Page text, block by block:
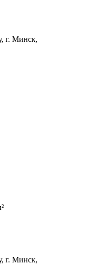
г. Минск,
г. Минск,